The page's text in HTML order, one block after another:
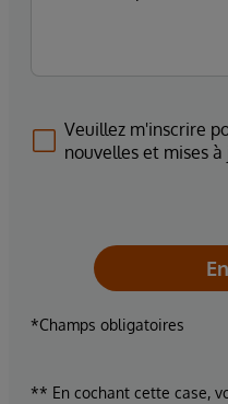
Veuillez m'inscrire
nouvelles et mises
*Champs obligatoires
** En cochant cette case,